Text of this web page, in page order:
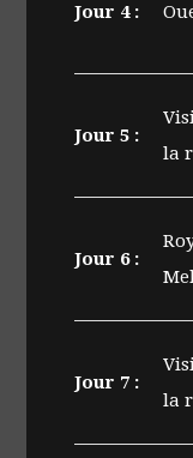
Jour 4 :
Jour 5 :
la
Jour 6 :
Jour 7 :
la